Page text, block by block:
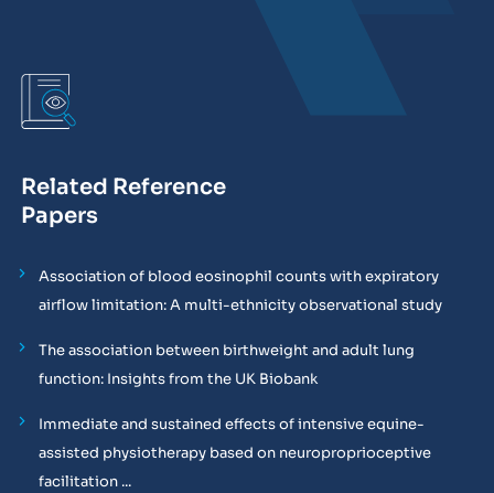
Related Reference
Papers
Association of blood eosinophil counts with expiratory
airflow limitation: A multi-ethnicity observational study
The association between birthweight and adult lung
function: Insights from the UK Biobank
Immediate and sustained effects of intensive equine-
assisted physiotherapy based on neuroproprioceptive
facilitation ...